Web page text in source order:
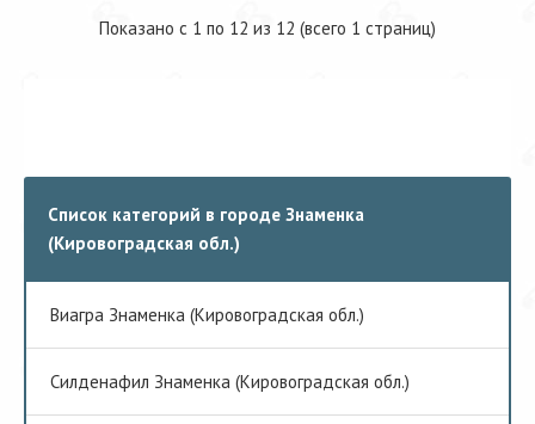
Показано с 1 по 12 из 12 (всего 1 страниц)
Список категорий в городе Знаменка
(Кировоградская обл.)
Виагра Знаменка (Кировоградская обл.)
Cилденафил Знаменка (Кировоградская обл.)